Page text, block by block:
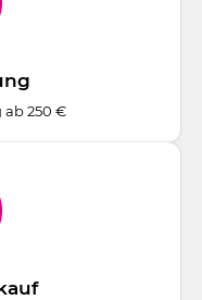
ab 250 €